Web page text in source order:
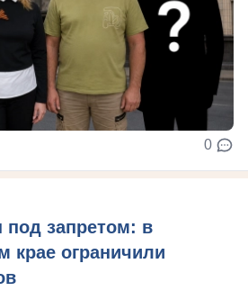
0
под запретом: в
крае ограничили